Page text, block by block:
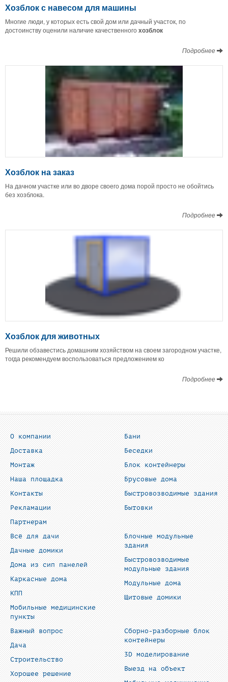
Хозблок с навесом для машины
Многие люди, у которых есть свой дом или дачный участок, по
достоинству оценили наличие качественногохозблок
Подробнее
Хозблок на заказ
На дачном участке или во дворе своего дома порой просто не обойтись
без хозблока.
Подробнее
Хозблок для животных
Решили обзавестись домашним хозяйством на своем загородном участке,
тогда рекомендуем воспользоваться предложением ко
Подробнее
О компании
Доставка
Монтаж
Наша площадка
Контакты
Рекламации
Партнерам
Бани
Беседки
Блок контейнеры
Брусовые дома
Быстровозводимые здания
Бытовки
Всё для дачи
Дачные домики
Дома из сип панелей
Каркасные дома
КПП
Мобильные медицинские
пункты
Блочные модульные
здания
Быстровозводимые
модульные здания
Модульные дома
Щитовые домики
Важный вопрос
Дача
Строительство
Хорошее решение
Сборно-разборные блок
контейнеры
3D моделирование
Выезд на объект